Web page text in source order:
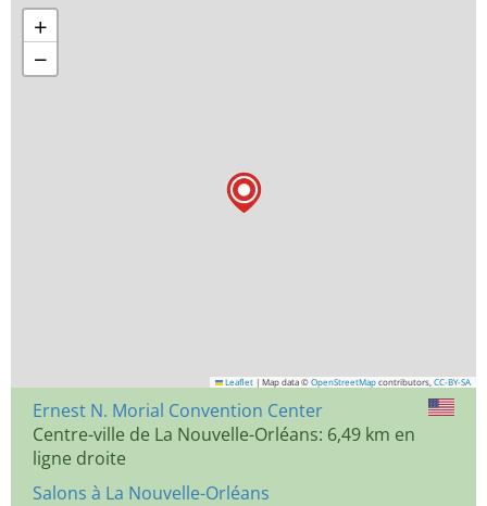
+
−
Leaflet | Map data © OpenStreetMap contributors, CC-BY-SA
Ernest N. Morial Convention Center
Centre-ville de La Nouvelle-Orléans: 6,49 km en
ligne droite
Salons à La Nouvelle-Orléans